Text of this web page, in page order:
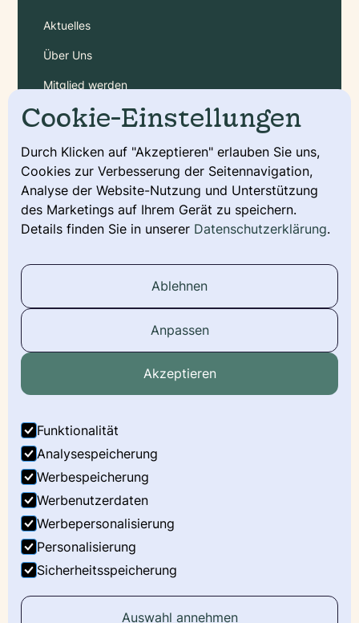
Aktuelles
Über Uns
Mitglied werden
Gebühren
Service
Deckmeldung
Urkunde beantragen
Wurfmeldung
Social Media
LinkedIn
Youtube
CatManiac e.V. Alle Rechte vorbehalten.
Cookie-Einstellungen
Durch Klicken auf "Akzeptieren" erlauben Sie uns,
Cookies zur Verbesserung der Seitennavigation,
Analyse der Website-Nutzung und Unterstützung
des Marketings auf Ihrem Gerät zu speichern.
Details finden Sie in unserer Datenschutzerklärung.
Ablehnen
Anpassen
Akzeptieren
Funktionalität
Analysespeicherung
Werbespeicherung
Werbenutzerdaten
Werbepersonalisierung
Personalisierung
Sicherheitsspeicherung
Auswahl annehmen